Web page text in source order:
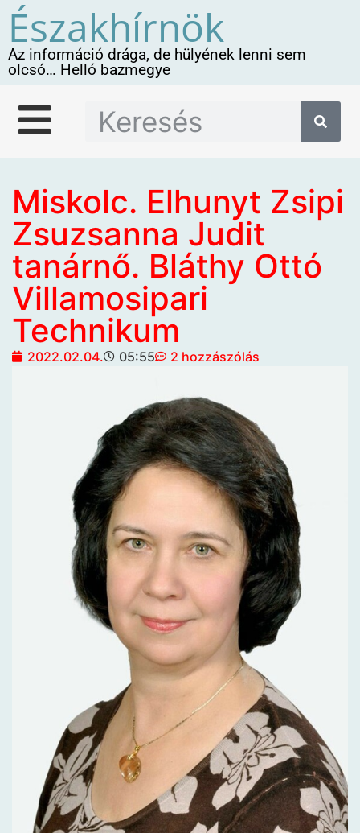
Északhírnök
Az információ drága, de hülyének lenni sem
olcsó… Helló bazmegye
Miskolc. Elhunyt Zsipi
Zsuzsanna Judit
tanárnő. Bláthy Ottó
Villamosipari
Technikum
2022.02.04. 05:55 2 hozzászólás